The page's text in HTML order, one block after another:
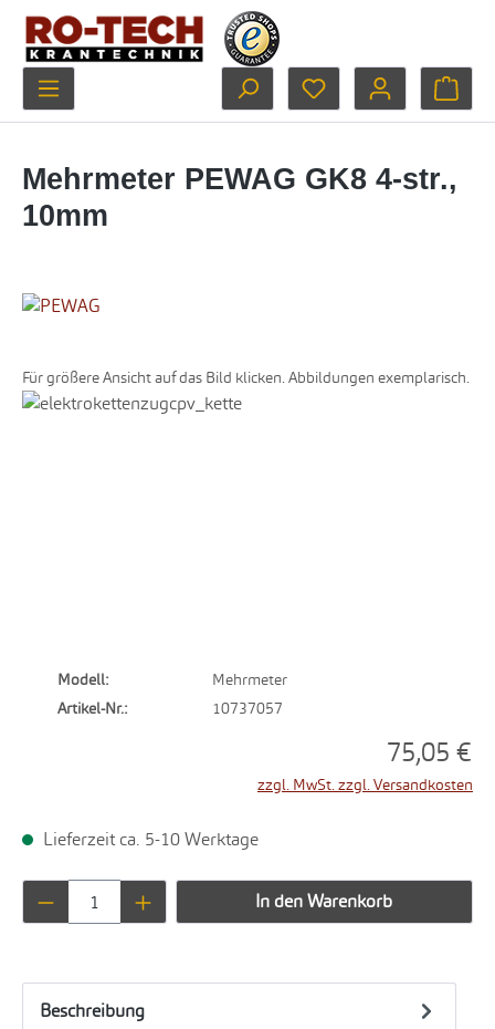
Zum Hauptinhalt springen
Du hast 0 Produkte
Mehrmeter PEWAG GK8 4-str.,
10mm
Für größere Ansicht auf das Bild klicken. Abbildungen exemplarisch.
Bildergalerie überspringen
Modell:
Mehrmeter
Artikel-Nr.:
10737057
75,05 €
zzgl. MwSt. zzgl. Versandkosten
Lieferzeit ca. 5-10 Werktage
Produkt Anzahl: Gib den gewünschten
In den Warenkorb
Beschreibung